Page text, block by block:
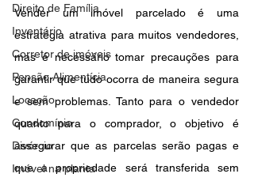
Direito de Família
Inventário
Corretor de imóveis
Pensão Alimentícia
Locação
Condomínio
Divórcio
Imóvel na planta
Vender um imóvel parcelado é uma
estratégia atrativa para muitos vendedores,
mas é necessário tomar precauções para
garantir que tudo ocorra de maneira segura
e sem problemas. Tanto para o vendedor
quanto para o comprador, o objetivo é
assegurar que as parcelas serão pagas e
que a propriedade será transferida sem